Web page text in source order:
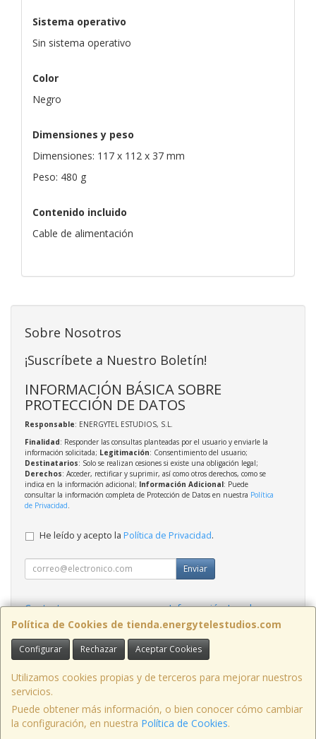
Sistema operativo
Sin sistema operativo
Color
Negro
Dimensiones y peso
Dimensiones: 117 x 112 x 37 mm
Peso: 480 g
Contenido incluido
Cable de alimentación
Política de Cookies de tienda.energytelestudios.com
Configurar Rechazar Aceptar Cookies
Utilizamos cookies propias y de terceros para mejorar nuestros
servicios.
Puede obtener más información, o bien conocer cómo cambiar
la configuración, en nuestra Política de Cookies.
Sobre Nosotros
¡Suscríbete a Nuestro Boletín!
INFORMACIÓN BÁSICA SOBRE
PROTECCIÓN DE DATOS
Responsable: ENERGYTEL ESTUDIOS, S.L.
Finalidad: Responder las consultas planteadas por el usuario y enviarle la
información solicitada; Legitimación: Consentimiento del usuario;
Destinatarios: Solo se realizan cesiones si existe una obligación legal;
Derechos: Acceder, rectificar y suprimir, así como otros derechos, como se
indica en la información adicional; Información Adicional: Puede
consultar la información completa de Protección de Datos en nuestra Política
de Privacidad
He leído y acepto la Política de Privacidad.
Enviar
Contacto
Información Legal
Política Privacidad
Política de Cookies
Contacto
tienda@energytelestudios.com
, , , , España. - C.I.F.: B02569739 - Tfno: